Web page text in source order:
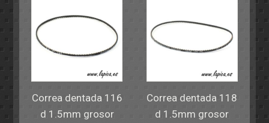
Correa dentada 116
d 1.5mm grosor
Correa dentada 118
d 1.5mm grosor